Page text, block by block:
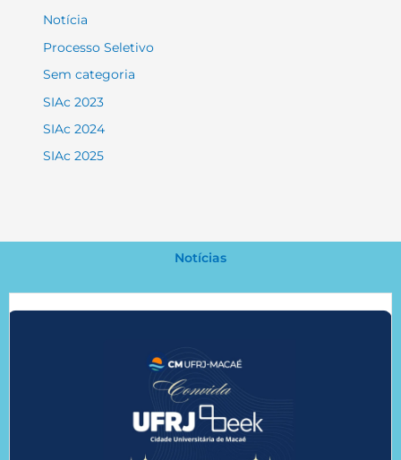
Notícia
Processo Seletivo
Sem categoria
SIAc 2023
SIAc 2024
SIAc 2025
Notícias